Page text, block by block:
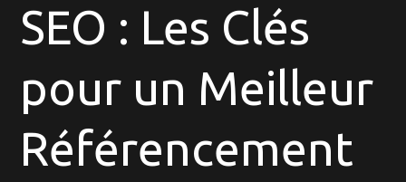
Ligne
grâce
à
une
du
SEO
SEO : Les Clés
pour un Meilleur
Référencement